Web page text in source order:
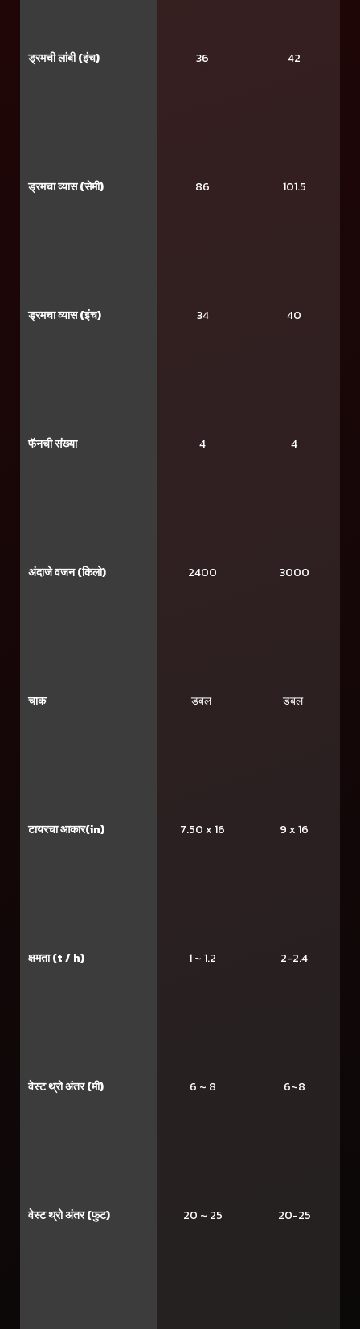
ड्रमची लांबी (इंच)
ड्रमचा व्यास (सेमी)
ड्रमचा व्यास (इंच)
फॅनची संख्या
अंदाजे वजन (किलो)
चाक
टायरचा आकार(in)
क्षमता (t / h)
वेस्ट थ्रो अंतर (मी)
वेस्ट थ्रो अंतर (फुट)
36
86
34
4
2400
डबल
7.50 x 16
1 ~ 1.2
6 ~ 8
20 ~ 25
42
101.5
40
4
3000
डबल
9 x 16
2-2.4
6~8
20-25